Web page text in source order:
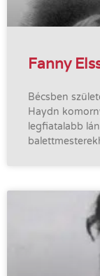
Fanny
Bécsben
Haydn
legfiatalabb